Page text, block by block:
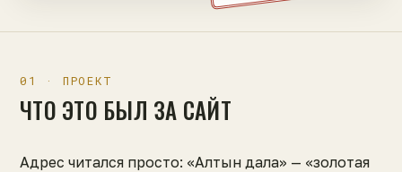
01 · ПРОЕКТ
ЧТО ЭТО БЫЛ ЗА САЙТ
Адрес читался просто: «Алтын дала» — «золотая